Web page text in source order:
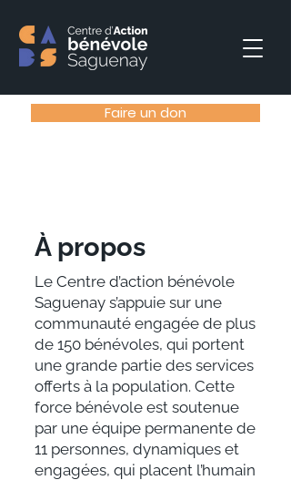
Faire un don
​À propos
Le Centre d’action bénévole
Saguenay s’appuie sur une
communauté engagée de plus
de 150 bénévoles, qui portent
une grande partie des services
offerts à la population. Cette
force bénévole est soutenue
par une équipe permanente de
11 personnes, dynamiques et
engagées, qui placent l’humain